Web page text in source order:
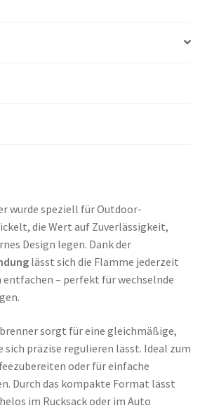
wurde speziell für Outdoor-
die Wert auf Zuverlässigkeit,
Design legen. Dank der
lässt sich die Flamme jederzeit
entfachen – perfekt für wechselnde
sorgt für eine gleichmäßige,
sich präzise regulieren lässt. Ideal zum
oder für einfache
Durch das kompakte Format lässt
im Rucksack oder im Auto